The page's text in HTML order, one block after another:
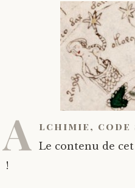
A lchimie, code
Le contenu de
!